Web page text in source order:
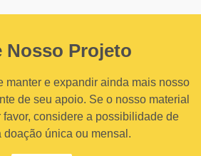
Nosso Projeto
manter e expandir ainda mais nosso
de seu apoio. Se o nosso material
favor, considere a possibilidade de
doação única ou mensal.